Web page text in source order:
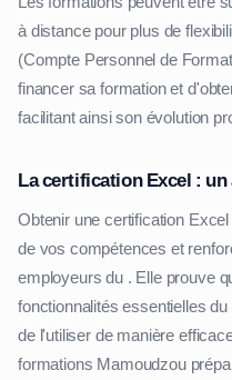
à distance pour plus de
(Compte Personnel de
financer sa formation et
facilitant ainsi son évolution
La certification Excel :
Obtenir une certification
de vos compétences et
employeurs du . Elle prouve
fonctionnalités essentielles
de l'utiliser de manière
formations Mamoudzou